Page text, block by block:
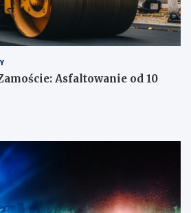
Asfaltowanie od 10